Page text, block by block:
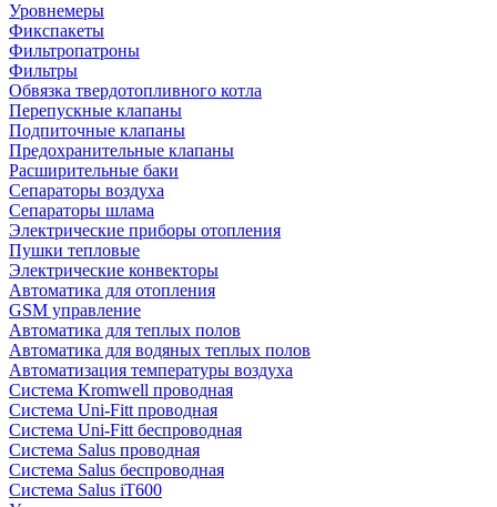
Уровнемеры
Фикспакеты
Фильтропатроны
Фильтры
Обвязка твердотопливного котла
Перепускные клапаны
Подпиточные клапаны
Предохранительные клапаны
Расширительные баки
Сепараторы воздуха
Сепараторы шлама
Электрические приборы отопления
Пушки тепловые
Электрические конвекторы
Автоматика для отопления
GSM управление
Автоматика для теплых полов
Автоматика для водяных теплых полов
Автоматизация температуры воздуха
Система Kromwell проводная
Система Uni-Fitt проводная
Система Uni-Fitt беспроводная
Система Salus проводная
Система Salus беспроводная
Система Salus iT600